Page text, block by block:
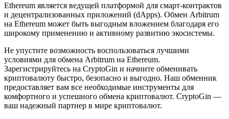
Ethereum является ведущей платформой для смарт-контрактов
и децентрализованных приложений (dApps). Обмен Arbitrum
на Ethereum может быть выгодным вложением благодаря его
широкому применению и активному развитию экосистемы.
Не упустите возможность воспользоваться лучшими
условиями для обмена Arbitrum на Ethereum.
Зарегистрируйтесь на CryptoGin и начните обменивать
криптовалюту быстро, безопасно и выгодно. Наш обменник
предоставляет вам все необходимые инструменты для
комфортного и успешного обмена криптовалют. CryptoGin —
ваш надежный партнер в мире криптовалют.